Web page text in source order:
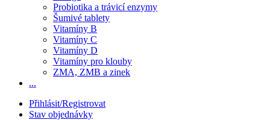
Probiotika a trávicí enzymy
Šumivé tablety
Vitamíny B
Vitamíny C
Vitamíny D
Vitamíny pro klouby
ZMA, ZMB a zinek
...
Přihlásit/Registrovat
Stav objednávky